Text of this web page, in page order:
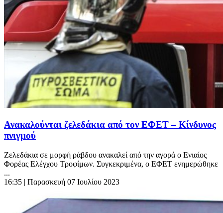
Ανακαλούνται ζελεδάκια από τον ΕΦΕΤ – Κίνδυνος
πνιγμού
Ζελεδάκια σε μορφή ράβδου ανακαλεί από την αγορά ο Ενιαίος
Φορέας Ελέγχου Τροφίμων. Συγκεκριμένα, ο ΕΦΕΤ ενημερώθηκε
...
16:35 | Παρασκευή 07 Ιουλίου 2023